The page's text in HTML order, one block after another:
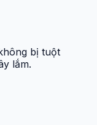
bị tuột
lắm.